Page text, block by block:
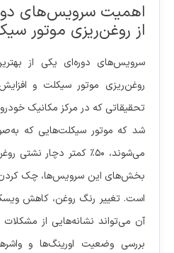
اهمیت سرویس‌های
از روغن‌ریزی موتور
سرویس‌های دوره‌ای یکی از
روغن‌ریزی موتور سیکلت و
تحقیقاتی که در مرکز مکانیک
شد که موتور سیکلت‌هایی که
می‌شوند، ۵۰٪ کمتر دچار
بخش‌های این سرویس‌ها، چک کردن
است. تغییر رنگ روغن، کاهش
آن می‌تواند نشانه‌هایی از
بررسی وضعیت اورینگ‌ها و